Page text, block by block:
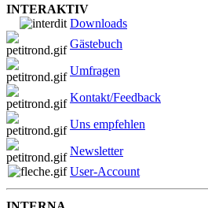
INTERAKTIV
Downloads
Gästebuch
Umfragen
Kontakt/Feedback
Uns empfehlen
Newsletter
User-Account